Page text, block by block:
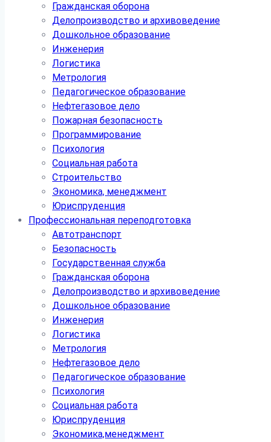
Гражданская оборона
Делопроизводство и архивоведение
Дошкольное образование
Инженерия
Логистика
Метрология
Педагогическое образование
Нефтегазовое дело
Пожарная безопасность
Программирование
Психология
Социальная работа
Строительство
Экономика, менеджмент
Юриспруденция
Профессиональная переподготовка
Автотранспорт
Безопасность
Государственная служба
Гражданская оборона
Делопроизводство и архивоведение
Дошкольное образование
Инженерия
Логистика
Метрология
Нефтегазовое дело
Педагогическое образование
Психология
Социальная работа
Юриспруденция
Экономика,менеджмент